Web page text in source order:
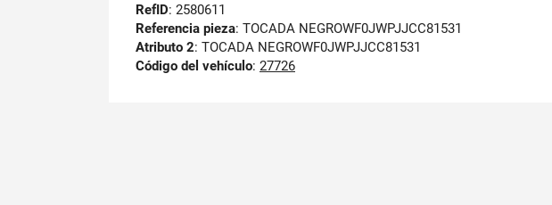
RefID: 2580611
Referencia pieza: TOCADA NEGROWF0JWPJJCC81531
Atributo 2: TOCADA NEGROWF0JWPJJCC81531
Código del vehículo: 27726